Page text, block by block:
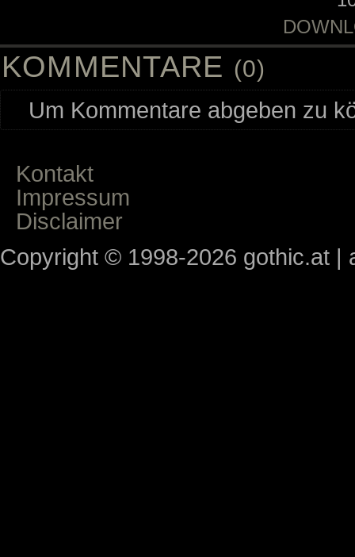
KOMMENTARE (0)
Um Kommentare abgeben zu
Kontakt
Impressum
Disclaimer
Copyright © 1998-2026 gothic.at |